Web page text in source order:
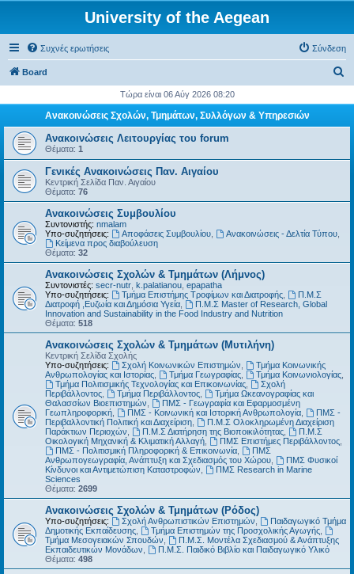
University of the Aegean
Συχνές ερωτήσεις Σύνδεση
Board
ζ
σ
Τώρα είναι 06 Αύγ 2026 08:20
Ανακοινώσεις Σχολών, Τμημάτων, Συλλόγων & Υπηρεσιών
Ανακοινώσεις Λειτουργίας του forum
Θέματα: 1
Γενικές Ανακοινώσεις Παν. Αιγαίου
Κεντρική Σελίδα Παν. Αιγαίου
Θέματα: 76
Ανακοινώσεις Συμβουλίου
Συντονιστής: nmalam
Υπο-συζητήσεις:
Αποφάσεις Συμβουλίου, Ανακοινώσεις - Δελτία Τύπου,
Kείμενα προς διαβούλευση
Θέματα: 32
Ανακοινώσεις Σχολών & Τμημάτων (Λήμνος)
Συντονιστές: secr-nutr k.palatianou epapatha
Υπο-συζητήσεις:
Τμήμα Επιστήμης Τροφίμων και Διατροφής,
Π.Μ.Σ
Διατροφή ,Ευζωία και Δημόσια Υγεία
Π.Μ.Σ Master of Research, Global
Innovation and Sustainability in the Food Industry and Nutrition
Θέματα: 518
Ανακοινώσεις Σχολών & Τμημάτων (Μυτιλήνη)
Κεντρική Σελίδα Σχολής
Υπο-συζητήσεις:
Σχολή Κοινωνικών Επιστημών
Τμήμα Κοινωνικής
Ανθρωπολογίας και Ιστορίας
Τμήμα Γεωγραφίας, Τμήμα Κοινωνιολογίας,
Τμήμα Πολιτισμικής Τεχνολογίας και Επικοινωνίας,
Σχολή
Περιβάλλοντος
Τμήμα Περιβάλλοντος,
Τμήμα Ωκεανογραφίας και
Θαλασσίων Βιοεπιστημών
ΠΜΣ - Γεωγραφία και Εφαρμοσμένη
Γεωπληροφορική
ΠΜΣ - Κοινωνική και Ιστορική Ανθρωπολογία,
ΠΜΣ -
Περιβαλλοντική Πολιτική και Διαχείριση
Π.Μ.Σ Ολοκληρωμένη Διαχείριση
Παράκτιων Περιοχών
Π.Μ.Σ Διατήρηση της Βιοποικιλότητας,
Π.Μ.Σ
Οικολογική Μηχανική & Κλιματική Αλλαγή
ΠΜΣ Επιστήμες Περιβάλλοντος,
ΠΜΣ - Πολιτισμική Πληροφορική & Επικοινωνία,
ΠΜΣ
Ανθρωπογεωγραφία, Ανάπτυξη και Σχεδιασμός του Χώρου
ΠΜΣ Φυσικοί
Κίνδυνοι και Αντιμετώπιση Καταστροφών
ΠΜΣ Research in Marine
Sciences
Θέματα: 2699
Ανακοινώσεις Σχολών & Τμημάτων (Ρόδος)
Υπο-συζητήσεις: Σχολή Ανθρωπιστικών Επιστημών
Παιδαγωγικό Τμήμα
Δημοτικής Εκπαίδευσης
Τμήμα Επιστημών της Προσχολικής Αγωγής,
Τμήμα Μεσογειακών Σπουδών
Π.Μ.Σ. Μοντέλα Σχεδιασμού & Ανάπτυξης
Εκπαιδευτικών Μονάδων
Π.Μ.Σ. Παιδικό Βιβλίο και Παιδαγωγικό Υλικό
Θέματα: 498